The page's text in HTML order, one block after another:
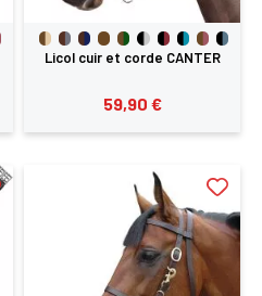
Licol cuir et corde CANTER
59,90 €